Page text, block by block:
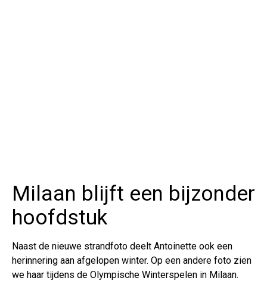
Milaan blijft een bijzonder
hoofdstuk
Naast de nieuwe strandfoto deelt Antoinette ook een
herinnering aan afgelopen winter. Op een andere foto zien
we haar tijdens de Olympische Winterspelen in Milaan.